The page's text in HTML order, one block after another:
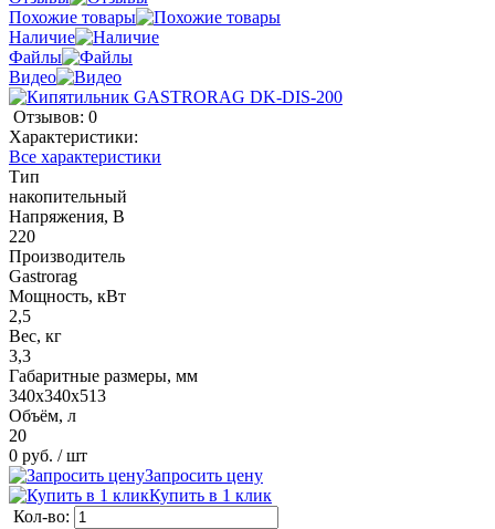
Похожие товары
Наличие
Файлы
Видео
Отзывов: 0
Характеристики:
Все характеристики
Тип
накопительный
Напряжения, В
220
Производитель
Gastrorag
Мощность, кВт
2,5
Вес, кг
3,3
Габаритные размеры, мм
340х340х513
Объём, л
20
0 руб. / шт
Запросить цену
Купить в 1 клик
Кол-во: